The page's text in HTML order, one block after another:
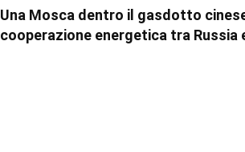
Una Mosca dentro il gasdotto
cooperazione energetica tra Russia